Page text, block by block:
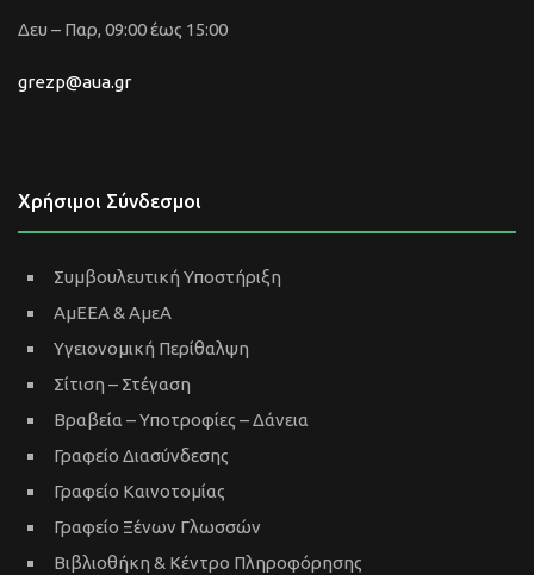
Δευ – Παρ, 09:00 έως 15:00
grezp@aua.gr
Χρήσιμοι Σύνδεσμοι
Συμβουλευτική Υποστήριξη
ΑμΕΕΑ & ΑμεΑ
Υγειονομική Περίθαλψη
Σίτιση – Στέγαση
Βραβεία – Υποτροφίες – Δάνεια
Γραφείο Διασύνδεσης
Γραφείο Καινοτομίας
Γραφείο Ξένων Γλωσσών
Βιβλιοθήκη & Κέντρο Πληροφόρησης